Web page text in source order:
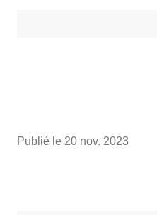
Publié le 20 nov. 2023